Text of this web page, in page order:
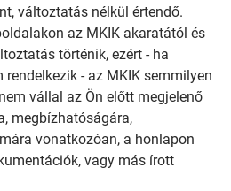
változtatás nélkül értendő.
az MKIK akaratától és
történik, ezért - ha
- az MKIK semmilyen
vállal az Ön előtt megjelenő
megbízhatóságára,
vonatkozóan, a honlapon
vagy más írott